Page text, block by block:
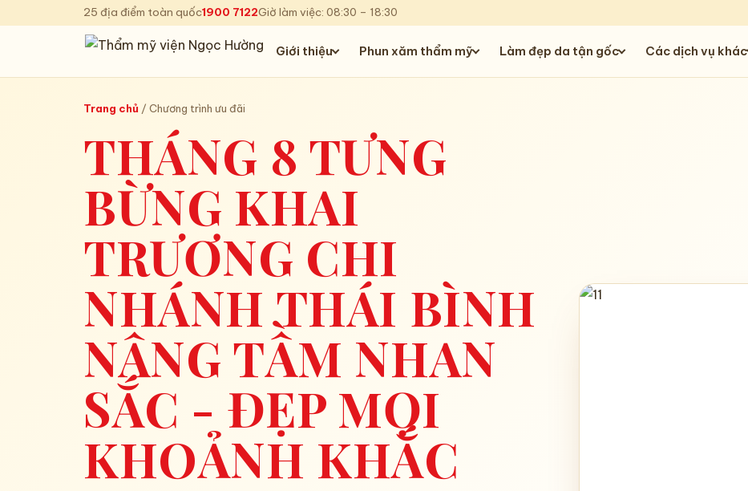
25 địa điểm toàn quốc1900 7122Giờ làm việc: 08:30 – 18:30
Giới thiệu Phun xăm thẩm mỹ Làm đẹp da tận gốc Các dịch vụ khác
Trang chủ / Chương trình ưu đãi
THÁNG 8 TƯNG
BỪNG KHAI
TRƯƠNG CHI
NHÁNH THÁI BÌNH
NÂNG TẦM NHAN
SẮC - ĐẸP MỌI
KHOẢNH KHẮC